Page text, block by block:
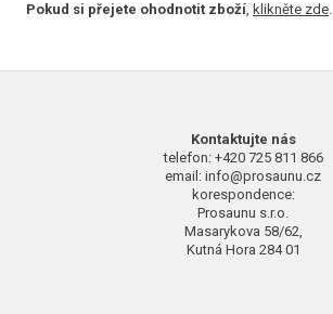
Pokud si přejete ohodnotit zboží, klikněte zde.
Kontaktujte nás
telefon: +420 725 811 866
email: info@prosaunu.cz
korespondence:
Prosaunu s.r.o.
Masarykova 58/62,
Kutná Hora 284 01